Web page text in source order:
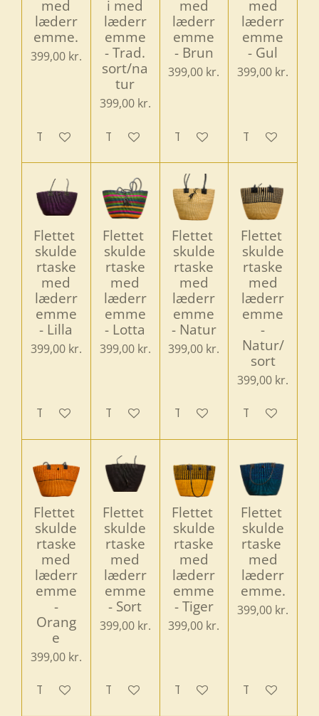
med
læderr
emme.
399,00 kr.
Tilføj til kurv
i med
læderr
emme
- Trad.
sort/na
tur
399,00 kr.
Tilføj til kurv
med
læderr
emme
- Brun
399,00 kr.
Tilføj til kurv
med
læderr
emme
- Gul
399,00 kr.
Tilføj til kurv
Flettet
skulde
rtaske
med
læderr
emme
- Lilla
399,00 kr.
Tilføj til kurv
Flettet
skulde
rtaske
med
læderr
emme
- Lotta
399,00 kr.
Tilføj til kurv
Flettet
skulde
rtaske
med
læderr
emme
- Natur
399,00 kr.
Tilføj til kurv
Flettet
skulde
rtaske
med
læderr
emme
-
Natur/
sort
399,00 kr.
Tilføj til kurv
Flettet
skulde
rtaske
med
læderr
emme
-
Orang
e
399,00 kr.
Tilføj til kurv
Flettet
skulde
rtaske
med
læderr
emme
- Sort
399,00 kr.
Tilføj til kurv
Flettet
skulde
rtaske
med
læderr
emme
- Tiger
399,00 kr.
Tilføj til kurv
Flettet
skulde
rtaske
med
læderr
emme.
399,00 kr.
Tilføj til kurv